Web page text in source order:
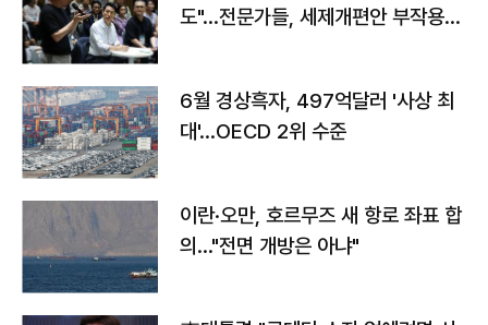
도"…전문가들, 세제개편안 부작용
6월 경상흑자, 497억달러 '사상 최
대'…OECD 2위 수준
이란·오만, 호르무즈 새 항로 좌표 합
의…"전면 개방은 아냐"